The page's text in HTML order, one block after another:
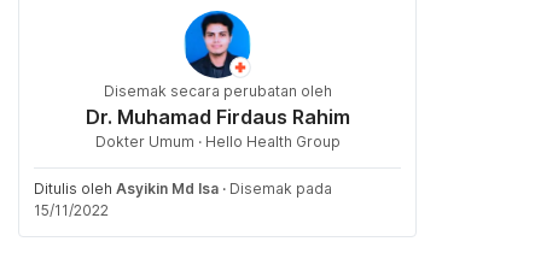
Disemak secara perubatan oleh
Dr. Muhamad Firdaus Rahim
Dokter Umum · Hello Health Group
Ditulis oleh Asyikin Md Isa · Disemak pada
15/11/2022